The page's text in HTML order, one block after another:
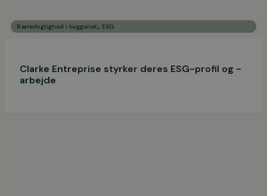
Bæredygtighed i byggeriet, ESG
Clarke Entreprise styrker deres ESG-profil og -
arbejde